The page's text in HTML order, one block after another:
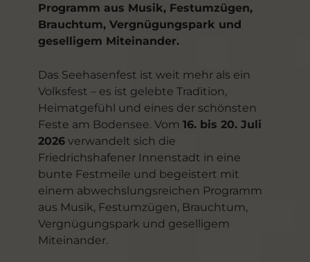
Programm aus Musik, Festumzügen,
Brauchtum, Vergnügungspark und
geselligem Miteinander.
Das Seehasenfest ist weit mehr als ein
Volksfest – es ist gelebte Tradition,
Heimatgefühl und eines der schönsten
Feste am Bodensee. Vom 16. bis 20. Juli
2026 verwandelt sich die
Friedrichshafener Innenstadt in eine
bunte Festmeile und begeistert mit
einem abwechslungsreichen Programm
aus Musik, Festumzügen, Brauchtum,
Vergnügungspark und geselligem
Miteinander.